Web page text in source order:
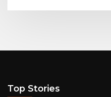
Top Stories